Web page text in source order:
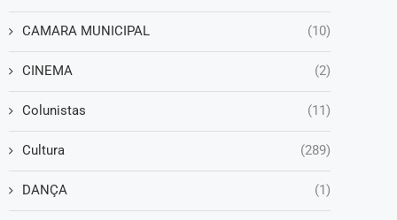
CAMARA MUNICIPAL (10)
CINEMA (2)
Colunistas (11)
Cultura (289)
DANÇA (1)